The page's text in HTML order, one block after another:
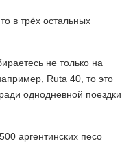
в трёх остальных
не только на
Ruta 40, то это
однодневной поездки
аргентинских песо